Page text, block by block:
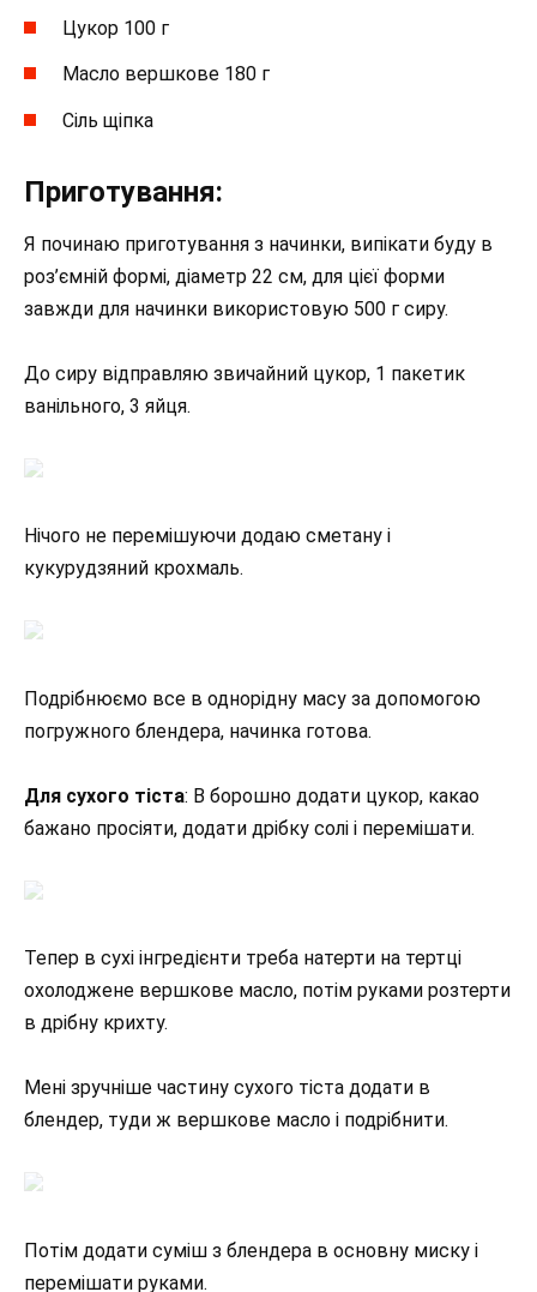
Цукор 100 г
Масло вершкове 180 г
Сіль щіпка
Приготування:
Я починаю приготування з начинки, випікати буду в
роз’ємній формі, діаметр 22 см, для цієї форми
завжди для начинки використовую 500 г сиру.
До сиру відправляю звичайний цукор, 1 пакетик
ванільного, 3 яйця.
Нічого не перемішуючи додаю сметану і
кукурудзяний крохмаль.
Подрібнюємо все в однорідну масу за допомогою
погружного блендера, начинка готова.
Для сухого тіста: В борошно додати цукор, какао
бажано просіяти, додати дрібку солі і перемішати.
Тепер в сухі інгредієнти треба натерти на тертці
охолоджене вершкове масло, потім руками розтерти
в дрібну крихту.
Мені зручніше частину сухого тіста додати в
блендер, туди ж вершкове масло і подрібнити.
Потім додати суміш з блендера в основну миску і
перемішати руками.